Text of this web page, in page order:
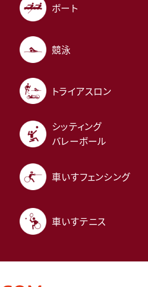
ボート
競泳
トライアスロン
シッティング
バレーボール
車いすフェンシング
車いすテニス